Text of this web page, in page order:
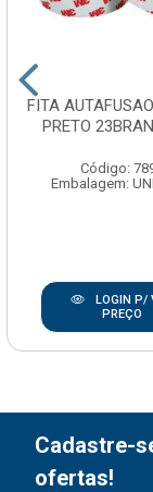
FITA
PRETO
Código:
Embalagem:
LOGIN P/
PREÇO
Cadastre-
ofertas!